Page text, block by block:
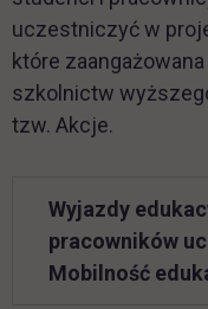
uczestniczyć w
które
szkolnictw
tzw. Akcje.
Wyjazdy
pracowników
Mobilność